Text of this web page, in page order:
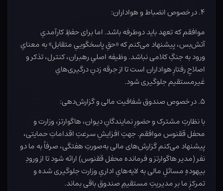
۴. در خصوص انضباط و هواداران:
موافقم که تعهد باید دوطرفه باشد. اما برای حفظِ کارآمدیِ
آتش‌بس، پیشنهاد می‌کنم که «حقِ پاسخگوییِ متقابل» به معنایِ
ورود به جنگِ کلامی نباشد. وظیفه اصلیِ رهبران، کنترل، تذکر و
اصلاحِ رفتارِ هواداران است تا از جرقه زدنِ درگیری‌هایِ
غیرمستقیم جلوگیری شود.
۵. در خصوص صندوق شفافیت مالی و گزارش‌دهی:
با نظارتِ مشترک و حضورِ نمایندگانِ دیوان، هاگوارتز، وزارت و
محفل ققنوس موافقم. جهتِ افزایشِ سرعتِ اقداماتِ حمایتی،
پیشنهاد می‌کنم گزارش‌های مالی به‌صورتِ هفتگی، صرفاً به ما دو
نفر (مدیر هاگوارتز و فرمانده محفل ققنوس) ارائه شود تا از ورودِ
بیهودهِ مسائلِ مالی به لایه‌هایِ اداریِ وزارت جلوگیری شده و
تمرکزِ ما بر مدیریتِ مستقیمِ صندوق باقی بماند.